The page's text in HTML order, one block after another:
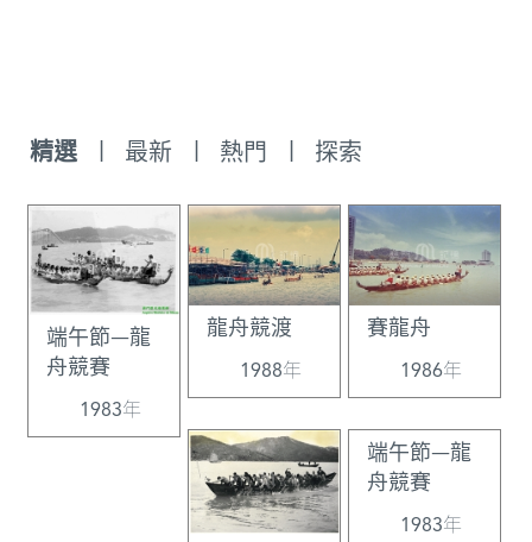
行第二次赴日貿易，船
查，船隻被扣押，葡萄
牙人被限定在長崎出島
（Dashima）一地活
動。這次運載了價值350
萬荷蘭盾的貨物，其中
生絲僅250擔。返航時，
（價值650萬弗羅林金
幣），還將日本政府驅
逐出境而被囚禁在出島
的287名葡商及其家屬帶
回澳門。船隻抵達澳門
南鎮江，1707年因精通
熙皇帝任命參加全國地
圖測繪工作，1721年7
月24日主持完成北京聖
若瑟教堂的建設工作，
1743年6月4日逝世於北
京。榮振華：《在華耶
穌會士列傳及書目補
精選 最新 熱門 探索
端午節—龍
舟競賽
1983年
龍舟競渡
1988年
賽龍舟
1986年
端午節—龍
舟競賽
1983年